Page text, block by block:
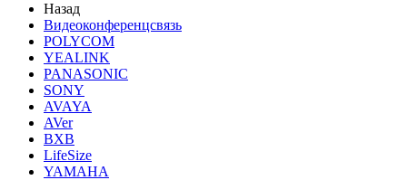
Назад
Видеоконференцсвязь
POLYCOM
YEALINK
PANASONIC
SONY
AVAYA
AVer
BXB
LifeSize
YAMAHA